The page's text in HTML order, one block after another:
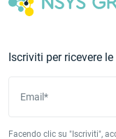
Iscriviti per ricevere
Email*
Facendo clic su "Iscriviti",